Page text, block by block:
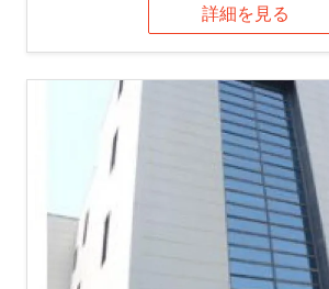
詳細を見る